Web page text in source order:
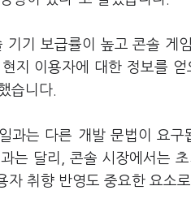
기기 보급률이 높고 콘솔 게
지 이용자에 대한 정보를
습니다.
과는 다른 개발 문법이 요
는 달리, 콘솔 시장에서는
자 취향 반영도 중요한 요소